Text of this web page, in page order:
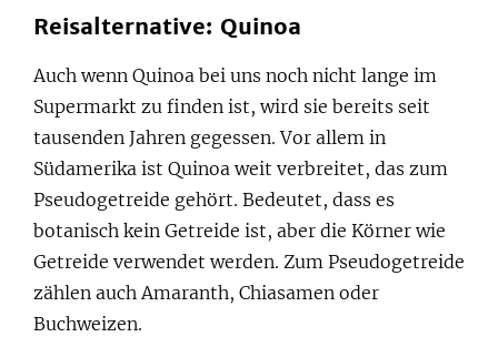
Reisalternative: Quinoa
Auch wenn Quinoa bei uns noch nicht lange im
Supermarkt zu finden ist, wird sie bereits seit
tausenden Jahren gegessen. Vor allem in
Südamerika ist Quinoa weit verbreitet, das zum
Pseudogetreide gehört. Bedeutet, dass es
botanisch kein Getreide ist, aber die Körner wie
Getreide verwendet werden. Zum Pseudogetreide
zählen auch Amaranth, Chiasamen oder
Buchweizen.